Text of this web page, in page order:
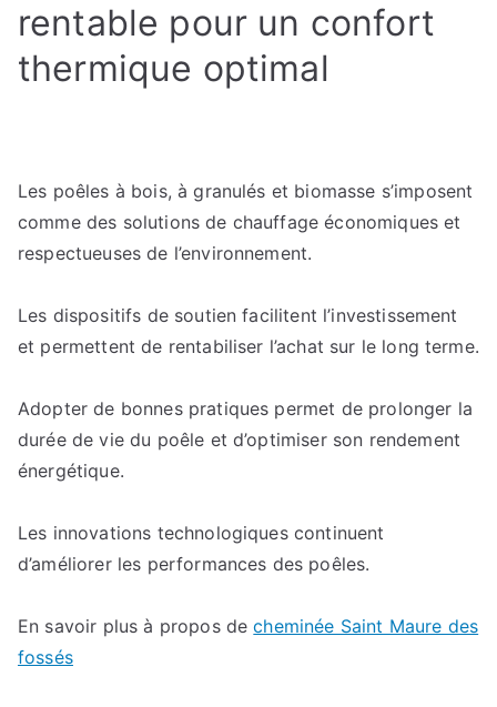
rentable pour un confort
thermique optimal
Les poêles à bois, à granulés et biomasse s’imposent
comme des solutions de chauffage économiques et
respectueuses de l’environnement.
Les dispositifs de soutien facilitent l’investissement
et permettent de rentabiliser l’achat sur le long terme.
Adopter de bonnes pratiques permet de prolonger la
durée de vie du poêle et d’optimiser son rendement
énergétique.
Les innovations technologiques continuent
d’améliorer les performances des poêles.
En savoir plus à propos decheminée Saint Maure des
fossés